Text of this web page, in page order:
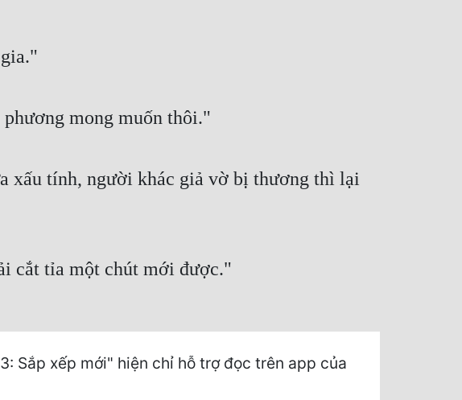
mong muốn thôi."
xấu tính, người khác giả vờ bị thương thì lại
cắt tỉa một chút mới được."
Sắp xếp mới" hiện chỉ hỗ trợ đọc trên app của